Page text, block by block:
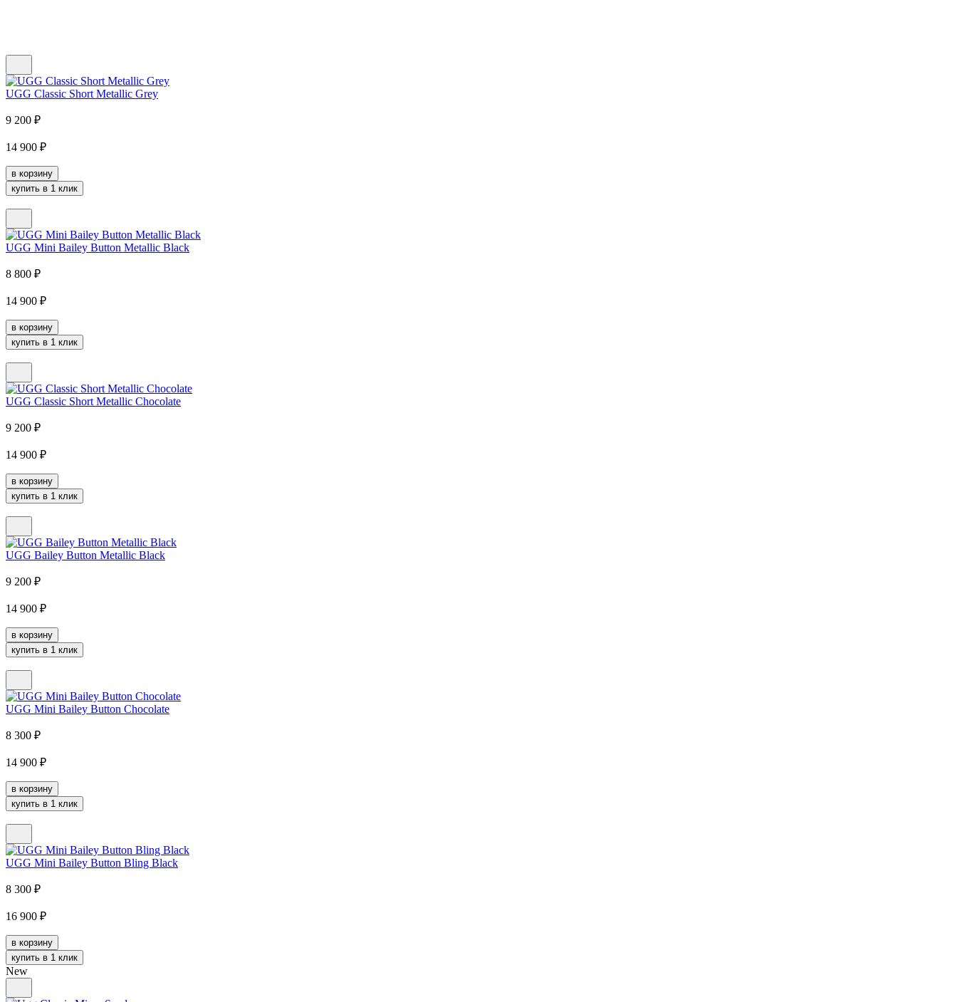
UGG Classic Short Metallic Grey
9 200 ₽
14 900 ₽
в корзину
купить в 1 клик
UGG Mini Bailey Button Metallic Black
8 800 ₽
14 900 ₽
в корзину
купить в 1 клик
UGG Classic Short Metallic Chocolate
9 200 ₽
14 900 ₽
в корзину
купить в 1 клик
UGG Bailey Button Metallic Black
9 200 ₽
14 900 ₽
в корзину
купить в 1 клик
UGG Mini Bailey Button Chocolate
8 300 ₽
14 900 ₽
в корзину
купить в 1 клик
UGG Mini Bailey Button Bling Black
8 300 ₽
16 900 ₽
в корзину
купить в 1 клик
New